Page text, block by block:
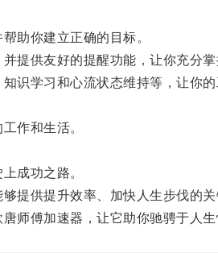
助你建立正确的目标。
供友好的提醒功能，让你充分掌
学习和心流状态维持等，让你的
作和生活。
成功之路。
供提升效率、加快人生步伐的关
傅加速器，让它助你驰骋于人生